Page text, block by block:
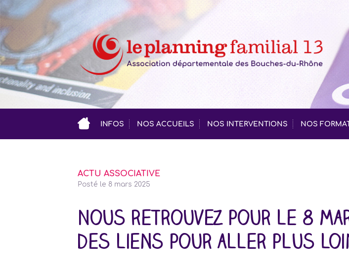
INFOS NOS ACCUEILS NOS INTERVENTIONS NOS
ACTU ASSOCIATIVE
Posté le 8 mars 2025
Nous retrouvez pour le 8
des liens pour aller plus